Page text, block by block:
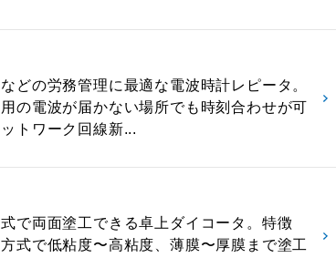
どの労務管理に最適な電波時計レピータ。
の電波が届かない場所でも時刻合わせが可
トワーク回線新...
で両面塗工できる卓上ダイコータ。特徴
式で低粘度〜高粘度、薄膜〜厚膜まで塗工